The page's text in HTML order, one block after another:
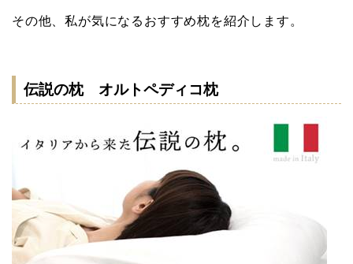
その他、私が気になるおすすめ枕を紹介します。
伝説の枕 オルトペディコ枕